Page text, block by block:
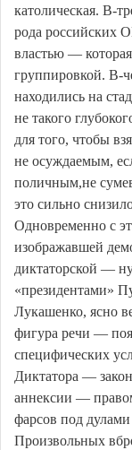
католическая. В-
рода российских
властью —
группировкой. В-
находились на
не такого
для того, чтобы
не осуждаемым,
поличным,не
это сильно
Одновременно с
изображавшей
диктаторской —
«президентами»
Лукашенко, ясно
фигура речи —
специфических
Диктатора —
аннексии —
фарсов под
Произвольных